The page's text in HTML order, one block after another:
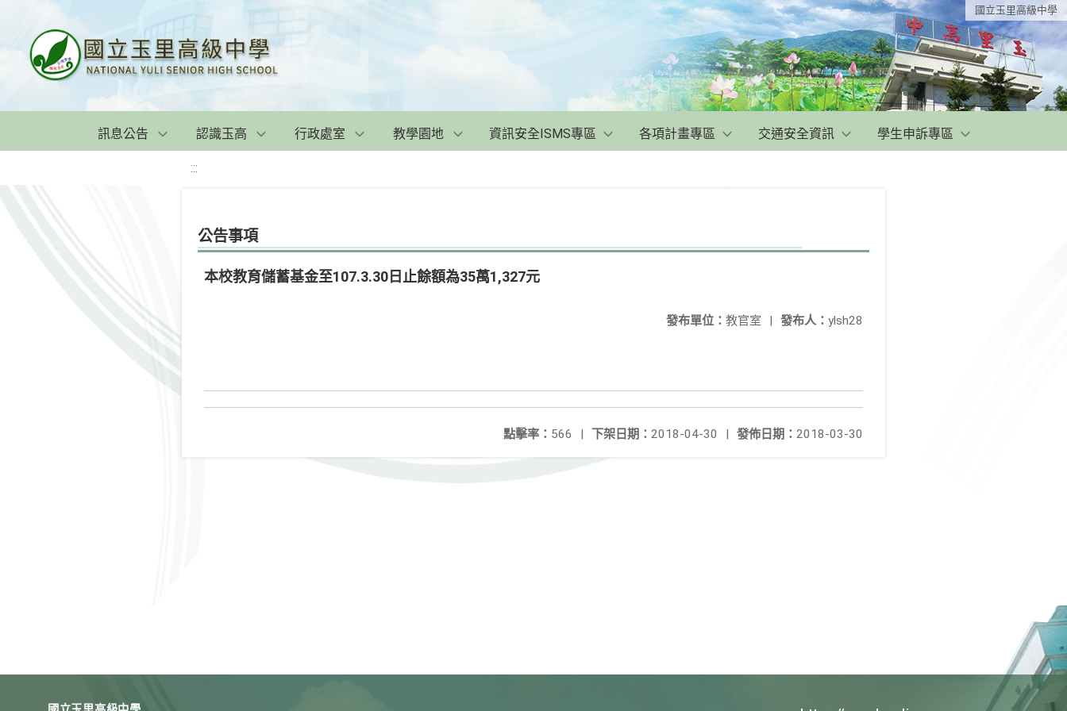
國立玉里高級中學
訊息公告 認識玉高 行政處室 教學園地 資訊安全ISMS專區 各項計畫專區 交通安全資訊 學生申訴專區
:::
公告事項
本校教育儲蓄基金至107.3.30日止餘額為35萬1,327元
發布人： ylsh28
發布單位： 教官室 |
發佈日期： 2018-03-30
下架日期： 2018-04-30 |
點擊率： 566 |